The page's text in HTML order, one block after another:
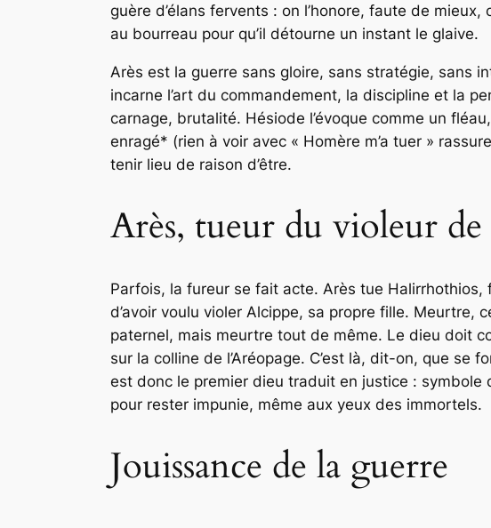
guère d’élans fervents : on l’honore, faute de
au bourreau pour qu’il détourne un instant le glaive.
Arès est la guerre sans gloire, sans stratégie, sans
incarne l’art du commandement, la discipline et la
carnage, brutalité. Hésiode l’évoque comme un
enragé* (rien à voir avec « Homère m’a tuer »
tenir lieu de raison d’être.
Arès, tueur du violeur de
Parfois, la fureur se fait acte. Arès tue Halirrhothios,
d’avoir voulu violer Alcippe, sa propre fille. Meurtre,
paternel, mais meurtre tout de même. Le dieu doit
sur la colline de l’Aréopage. C’est là, dit-on, que se
est donc le premier dieu traduit en justice : symbole
pour rester impunie, même aux yeux des immortels.
Jouissance de la guerre